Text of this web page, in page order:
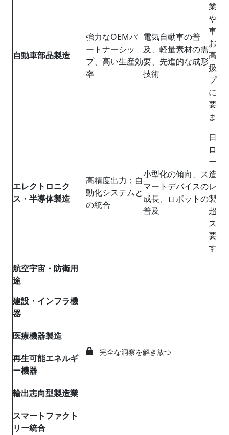
自動車部品製造
強力なOEMパ
ートナーシッ
プ、高い生産効
率
電気自動車の普
及、軽量素材の需
要、先進的な成形
技術
業は
やハ
車へ
おり
高強
扱え
プレ
に対
要が
ます
エレクトロニク
ス・半導体製造
高精度出力；自
動化システムと
の統合
小型化の傾向、ス
マートデバイスの
成長、ロボットの
普及
日本
ロニ
ーは
造や
レク
製造
超精
スを
要と
す。
航空宇宙・防衛用
途
完全な洞察を解き放つ
建設・インフラ機
器
医療機器製造
再生可能エネルギ
ー機器
輸出志向型製造業
スマートファクト
リー統合